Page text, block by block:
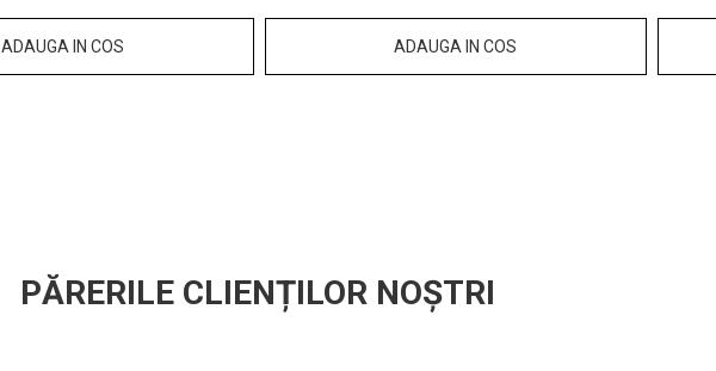
ADAUGA IN COS ADAUGA IN COS
PĂRERILE CLIENȚILOR NOȘTRI